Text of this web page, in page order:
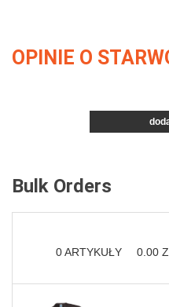
OPINIE O
Bulk Orders
0ARTYKUŁY 0.00